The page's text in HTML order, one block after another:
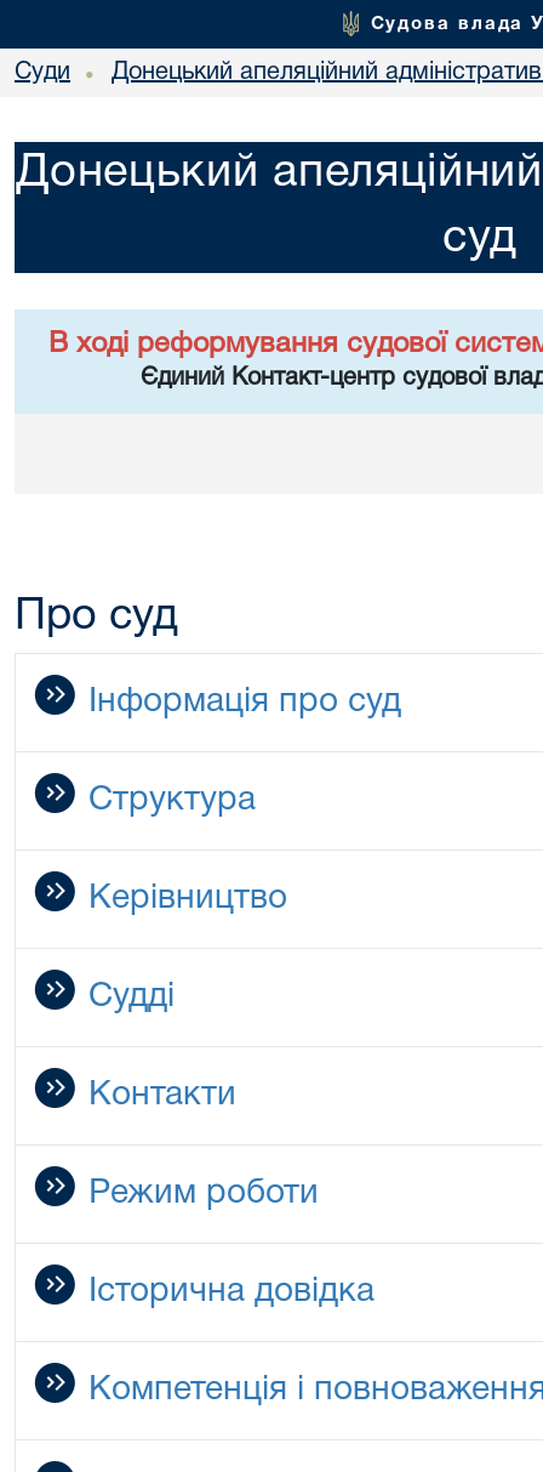
Судова влада
Суди • Донецький апеляційний
Донецький
суд
В ході реформування судової
Єдиний Контакт-центр судової
Про суд
Інформація про суд
Структура
Керівництво
Судді
Контакти
Режим роботи
Історична довідка
Компетенція і